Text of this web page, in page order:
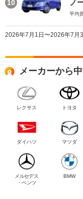
10 ノ
平均
2026年7月1日〜2026年7月
メーカーから
レクサス トヨタ
ダイハツ マツダ
メルセデス
・ベンツ
BMW